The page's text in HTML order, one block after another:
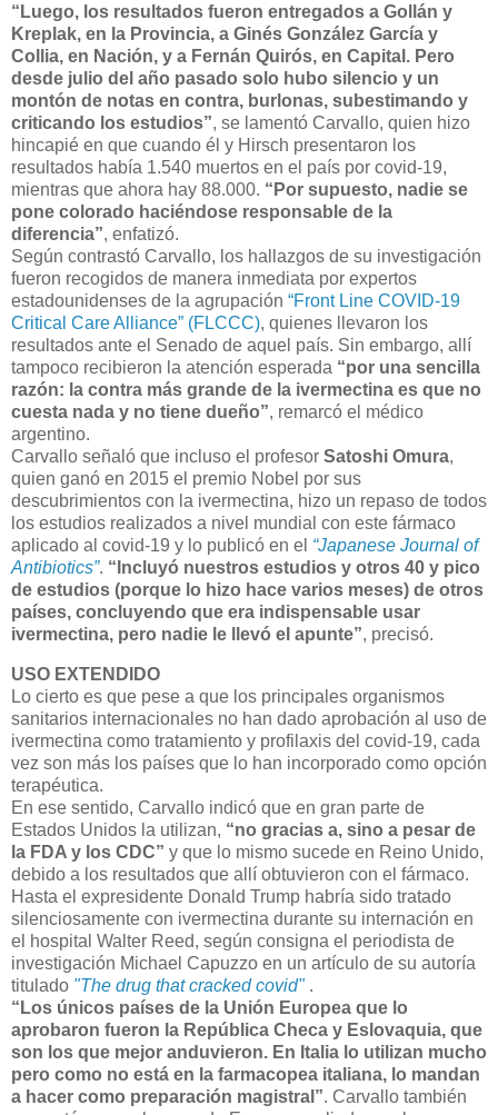
“Luego, los resultados fueron entregados a Gollán y
Kreplak, en la Provincia, a Ginés González García y
Collia, en Nación, y a Fernán Quirós, en Capital. Pero
desde julio del año pasado solo hubo silencio y un
montón de notas en contra, burlonas, subestimando y
criticando los estudios”, se lamentó Carvallo, quien hizo
hincapié en que cuando él y Hirsch presentaron los
resultados había 1.540 muertos en el país por covid-19,
mientras que ahora hay 88.000. “Por supuesto, nadie se
pone colorado haciéndose responsable de la
diferencia”, enfatizó.
Según contrastó Carvallo, los hallazgos de su investigación
fueron recogidos de manera inmediata por expertos
estadounidenses de la agrupación “Front Line COVID-19
Critical Care Alliance” (FLCCC), quienes llevaron los
resultados ante el Senado de aquel país. Sin embargo, allí
tampoco recibieron la atención esperada “por una sencilla
razón: la contra más grande de la ivermectina es que no
cuesta nada y no tiene dueño”, remarcó el médico
argentino.
Carvallo señaló que incluso el profesor Satoshi Omura,
quien ganó en 2015 el premio Nobel por sus
descubrimientos con la ivermectina, hizo un repaso de todos
los estudios realizados a nivel mundial con este fármaco
aplicado al covid-19 y lo publicó en el “Japanese Journal of
Antibiotics”. “Incluyó nuestros estudios y otros 40 y pico
de estudios (porque lo hizo hace varios meses) de otros
países, concluyendo que era indispensable usar
ivermectina, pero nadie le llevó el apunte”, precisó.
USO EXTENDIDO
Lo cierto es que pese a que los principales organismos
sanitarios internacionales no han dado aprobación al uso de
ivermectina como tratamiento y profilaxis del covid-19, cada
vez son más los países que lo han incorporado como opción
terapéutica.
En ese sentido, Carvallo indicó que en gran parte de
Estados Unidos la utilizan, “no gracias a, sino a pesar de
la FDA y los CDC” y que lo mismo sucede en Reino Unido,
debido a los resultados que allí obtuvieron con el fármaco.
Hasta el expresidente Donald Trump habría sido tratado
silenciosamente con ivermectina durante su internación en
el hospital Walter Reed, según consigna el periodista de
investigación Michael Capuzzo en un artículo de su autoría
titulado "The drug that cracked covid".
“Los únicos países de la Unión Europea que lo
aprobaron fueron la República Checa y Eslovaquia, que
son los que mejor anduvieron. En Italia lo utilizan mucho
pero como no está en la farmacopea italiana, lo mandan
a hacer como preparación magistral”. Carvallo también